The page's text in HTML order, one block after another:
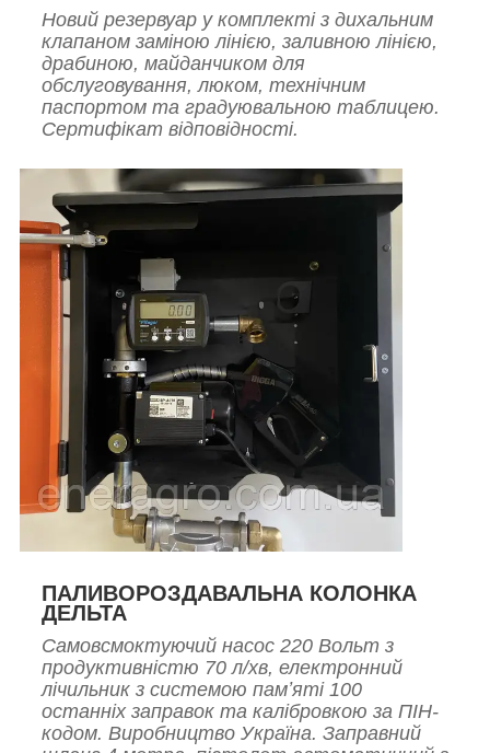
Новий резервуар у комплекті з дихальним
клапаном заміною лінією, заливною лінією,
драбиною, майданчиком для
обслуговування, люком, технічним
паспортом та градуювальною таблицею.
Сертифікат відповідності.
ПАЛИВОРОЗДАВАЛЬНА КОЛОНКА
ДЕЛЬТА
Самовсмоктуючий насос 220 Вольт з
продуктивністю 70 л/хв, електронний
лічильник з системою памʼяті 100
останніх заправок та калібровкою за ПІН-
кодом. Виробництво Україна. Заправний